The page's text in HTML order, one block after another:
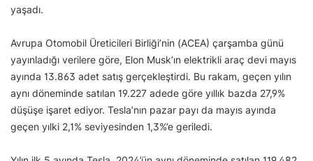
yaşadı.
Avrupa Otomobil Üreticileri Birliği’nin (ACEA) çarşamba günü
yayınladığı verilere göre, Elon Musk’ın elektrikli araç devi mayıs
ayında 13.863 adet satış gerçekleştirdi. Bu rakam, geçen yılın
aynı döneminde satılan 19.227 adede göre yıllık bazda 27,9%
düşüşe işaret ediyor. Tesla’nın pazar payı da mayıs ayında
geçen yılki 2,1% seviyesinden 1,3%’e geriledi.